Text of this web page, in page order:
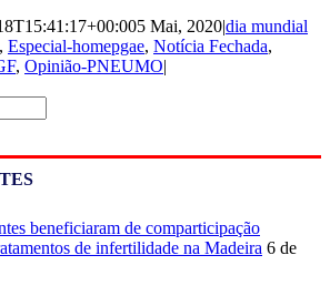
5 Mai, 2020|dia mundial
, Especial-homepgae, Notícia Fechada,
, Opinião-PNEUMO|
beneficiaram de comparticipação
de infertilidade na Madeira 6 de